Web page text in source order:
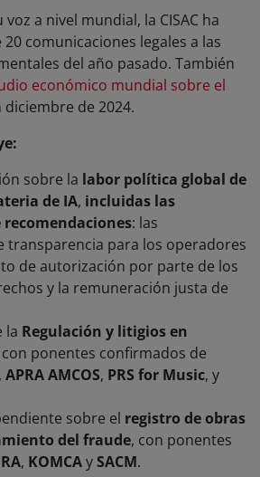
a nivel mundial, la CISAC ha
comunicaciones legales a las
del año pasado. También
económico mundial sobre el
diciembre de 2024.
sobre la labor política global de
de IA, incluidas las
: las
transparencia para los operadores
de autorización por parte de los
y la remuneración justa de
la Regulación y litigios en
con ponentes confirmados de
, APRA AMCOS, PRS for Music, y
sobre el registro de obras
del fraude, con ponentes
, KOMCAySACM.